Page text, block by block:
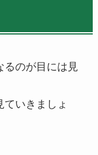
るのが目には見
いきましょ